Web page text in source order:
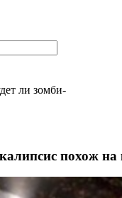
ли зомби-
похож на